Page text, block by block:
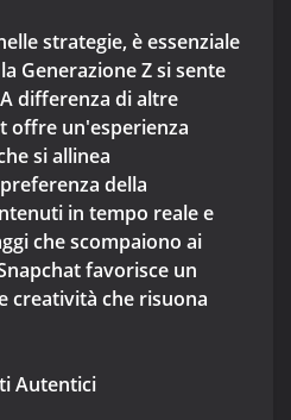
strategie, è essenziale
Generazione Z si sente
differenza di altre
offre un'esperienza
si allinea
della
in tempo reale e
che scompaiono ai
favorisce un
creatività che risuona
Autentici